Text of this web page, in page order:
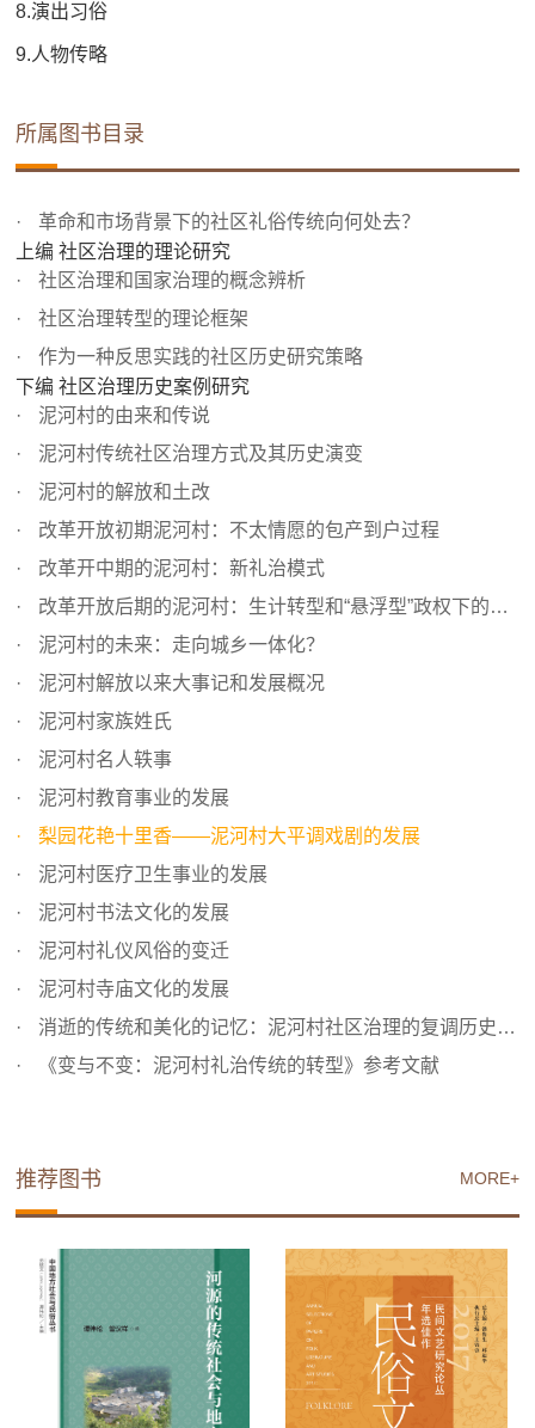
8.演出习俗
9.人物传略
所属图书目录
革命和市场背景下的社区礼俗传统向何处去？
上编 社区治理的理论研究
社区治理和国家治理的概念辨析
社区治理转型的理论框架
作为一种反思实践的社区历史研究策略
下编 社区治理历史案例研究
泥河村的由来和传说
泥河村传统社区治理方式及其历史演变
泥河村的解放和土改
改革开放初期泥河村：不太情愿的包产到户过程
改革开中期的泥河村：新礼治模式
改革开放后期的泥河村：生计转型和“悬浮型”政权下的民风...
泥河村的未来：走向城乡一体化？
泥河村解放以来大事记和发展概况
泥河村家族姓氏
泥河村名人轶事
泥河村教育事业的发展
梨园花艳十里香——泥河村大平调戏剧的发展
泥河村医疗卫生事业的发展
泥河村书法文化的发展
泥河村礼仪风俗的变迁
泥河村寺庙文化的发展
消逝的传统和美化的记忆：泥河村社区治理的复调历史书写
《变与不变：泥河村礼治传统的转型》参考文献
MORE+
推荐图书